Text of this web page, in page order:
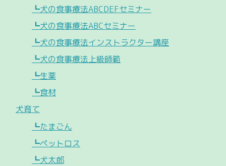
┗犬の食事療法ABCDEFセミナー
┗犬の食事療法ABCセミナー
┗犬の食事療法インストラクター講座
┗犬の食事療法上級師範
┗生薬
┗食材
犬育て
┗たまごん
┗ペットロス
┗犬太郎